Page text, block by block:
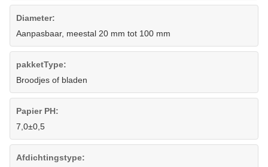
Diameter:
Aanpasbaar, meestal 20 mm tot 100 mm
pakketType:
Broodjes of bladen
Papier PH:
7,0±0,5
Afdichtingstype: